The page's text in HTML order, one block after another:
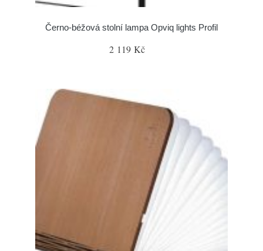
Černo-béžová stolní lampa Opviq lights Profil
2 119 Kč